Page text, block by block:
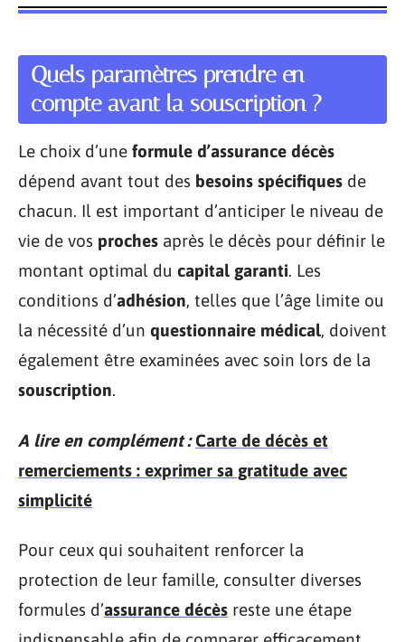
Quels paramètres prendre en
compte avant la souscription ?
Le choix d’une formule d’assurance décès
dépend avant tout des besoins spécifiques de
chacun. Il est important d’anticiper le niveau de
vie de vos proches après le décès pour définir le
montant optimal du capital garanti. Les
conditions d’adhésion, telles que l’âge limite ou
la nécessité d’un questionnaire médical, doivent
également être examinées avec soin lors de la
souscription.
A lire en complément : Carte de décès et
remerciements : exprimer sa gratitude avec
simplicité
Pour ceux qui souhaitent renforcer la
protection de leur famille, consulter diverses
formules d’assurance décès reste une étape